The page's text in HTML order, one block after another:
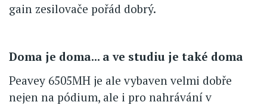
gain zesilovače pořád dobrý.
Doma je doma... a ve studiu je také doma
Peavey 6505MH je ale vybaven velmi dobře
nejen na pódium, ale i pro nahrávání v